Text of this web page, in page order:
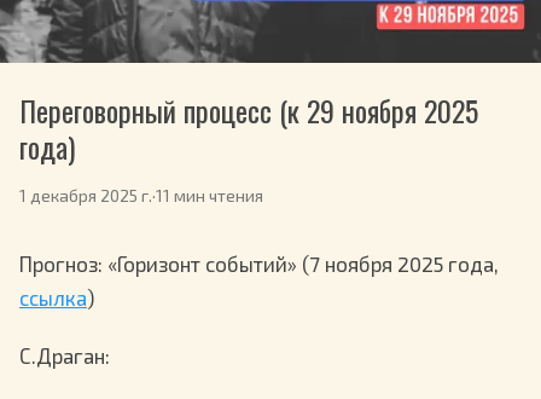
Переговорный процесс (к 29 ноября 2025
года)
1 декабря 2025 г.·11 мин чтения
Прогноз: «Горизонт событий» (7 ноября 2025 года,
ссылка)
С.Драган: